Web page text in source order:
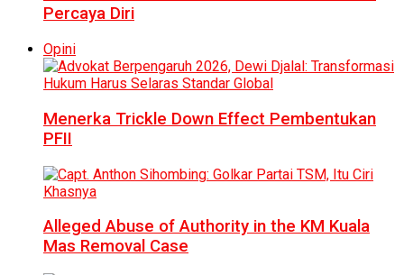
Percaya Diri
Opini
Menerka Trickle Down Effect Pembentukan
PFII
Alleged Abuse of Authority in the KM Kuala
Mas Removal Case